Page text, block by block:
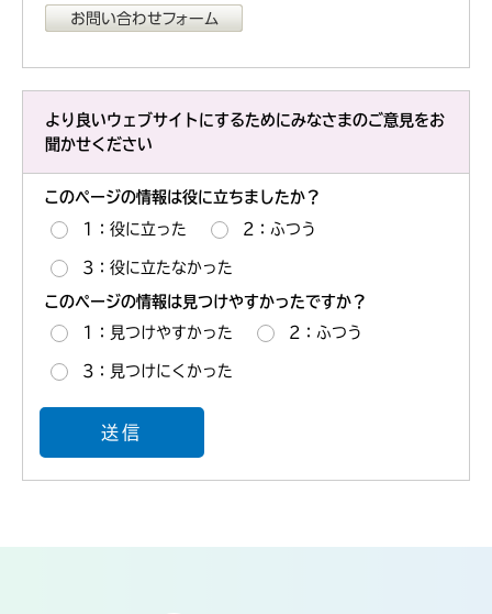
より良いウェブサイトにするためにみなさまのご意見をお
聞かせください
このページの情報は役に立ちましたか？
1：役に立った 2：ふつう
3：役に立たなかった
このページの情報は見つけやすかったですか？
1：見つけやすかった 2：ふつう
3：見つけにくかった